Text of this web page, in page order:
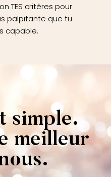
TES critères pour
palpitante que tu
capable.
simple.
meilleur